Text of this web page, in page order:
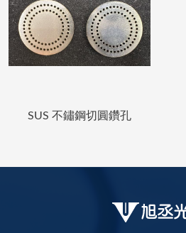
SUS 不鏽鋼切圓鑽孔